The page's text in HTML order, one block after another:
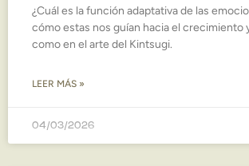
¿Cuál es la función adaptativa de las
cómo estas nos guían hacia el crecimiento
como en el arte del Kintsugi.
LEER MÁS »
04/03/2026